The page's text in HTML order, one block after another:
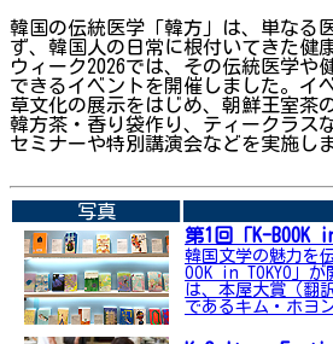
韓国の伝統医学「韓方」は、単なる
ず、韓国人の日常に根付いてきた健
ウィーク2026では、その伝統医学や
できるイベントを開催しました。イ
草文化の展示をはじめ、朝鮮王室茶
韓方茶・香り袋作り、ティークラス
セミナーや特別講演会などを実施し
写真
第1回「K-BOOK
韓国文学の魅力を
OOK in TOKYO」
は、本屋大賞（翻
であるキム・ホヨ